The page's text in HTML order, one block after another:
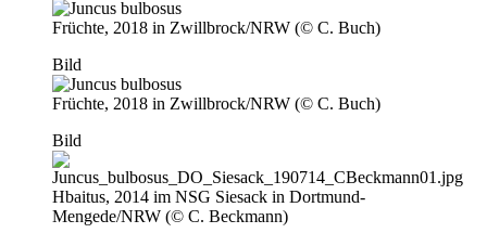
Früchte, 2018 in Zwillbrock/NRW (© C. Buch)
Bild
Früchte, 2018 in Zwillbrock/NRW (© C. Buch)
Bild
Hbaitus, 2014 im NSG Siesack in Dortmund-
Mengede/NRW (© C. Beckmann)